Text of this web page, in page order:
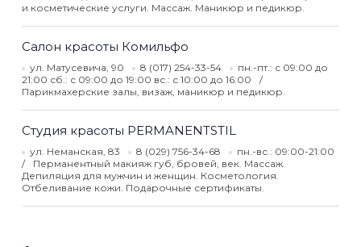
и косметические услуги. Массаж. Маникюр и педикюр.
Салон красоты Комильфо
ул. Матусевича, 90 8 (017) 254-33-54
пн.-пт.: с 09:00 до
21:00 сб.: с 09:00 до 19:00 вс.: с 10:00 до 16:00
Парикмахерские залы, визаж, маникюр и педикюр.
Студия красоты PERMANENTSTIL
ул. Неманская, 83 8 (029) 756-34-68
пн.-вс.: 09:00-21:00
Перманентный макияж губ, бровей, век. Массаж.
Депиляция для мужчин и женщин. Косметология.
Отбеливание кожи. Подарочные сертификаты.